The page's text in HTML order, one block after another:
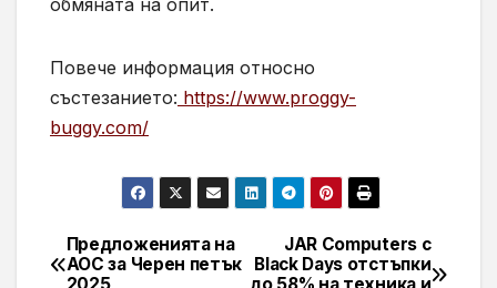
обмяната на опит.
Повече информация относно
състезанието: https://www.proggy-
buggy.com/
Навигация
JAR Computers с
Black Days отстъпки
Предложенията на
AOC за Черен петък